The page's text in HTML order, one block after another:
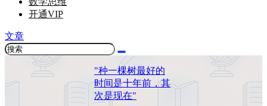
开通VIP
文章
"种一棵树最好的
时间是十年前，其
次是现在"